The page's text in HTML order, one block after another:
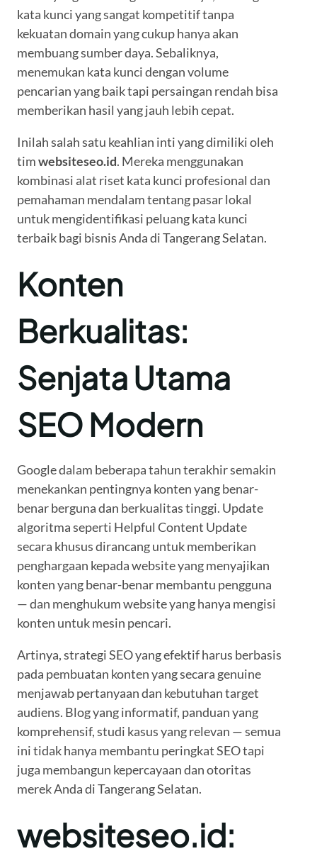
kata kunci yang sangat kompetitif tanpa
kekuatan domain yang cukup hanya akan
membuang sumber daya. Sebaliknya,
menemukan kata kunci dengan volume
pencarian yang baik tapi persaingan rendah bisa
memberikan hasil yang jauh lebih cepat.
Inilah salah satu keahlian inti yang dimiliki oleh
timwebsiteseo.id. Mereka menggunakan
kombinasi alat riset kata kunci profesional dan
pemahaman mendalam tentang pasar lokal
untuk mengidentifikasi peluang kata kunci
terbaik bagi bisnis Anda di Tangerang Selatan.
Konten
Berkualitas:
Senjata Utama
SEO Modern
Google dalam beberapa tahun terakhir semakin
menekankan pentingnya konten yang benar-
benar berguna dan berkualitas tinggi. Update
algoritma seperti Helpful Content Update
secara khusus dirancang untuk memberikan
penghargaan kepada website yang menyajikan
konten yang benar-benar membantu pengguna
— dan menghukum website yang hanya mengisi
konten untuk mesin pencari.
Artinya, strategi SEO yang efektif harus berbasis
pada pembuatan konten yang secara genuine
menjawab pertanyaan dan kebutuhan target
audiens. Blog yang informatif, panduan yang
komprehensif, studi kasus yang relevan — semua
ini tidak hanya membantu peringkat SEO tapi
juga membangun kepercayaan dan otoritas
merek Anda di Tangerang Selatan.
websiteseo.id: